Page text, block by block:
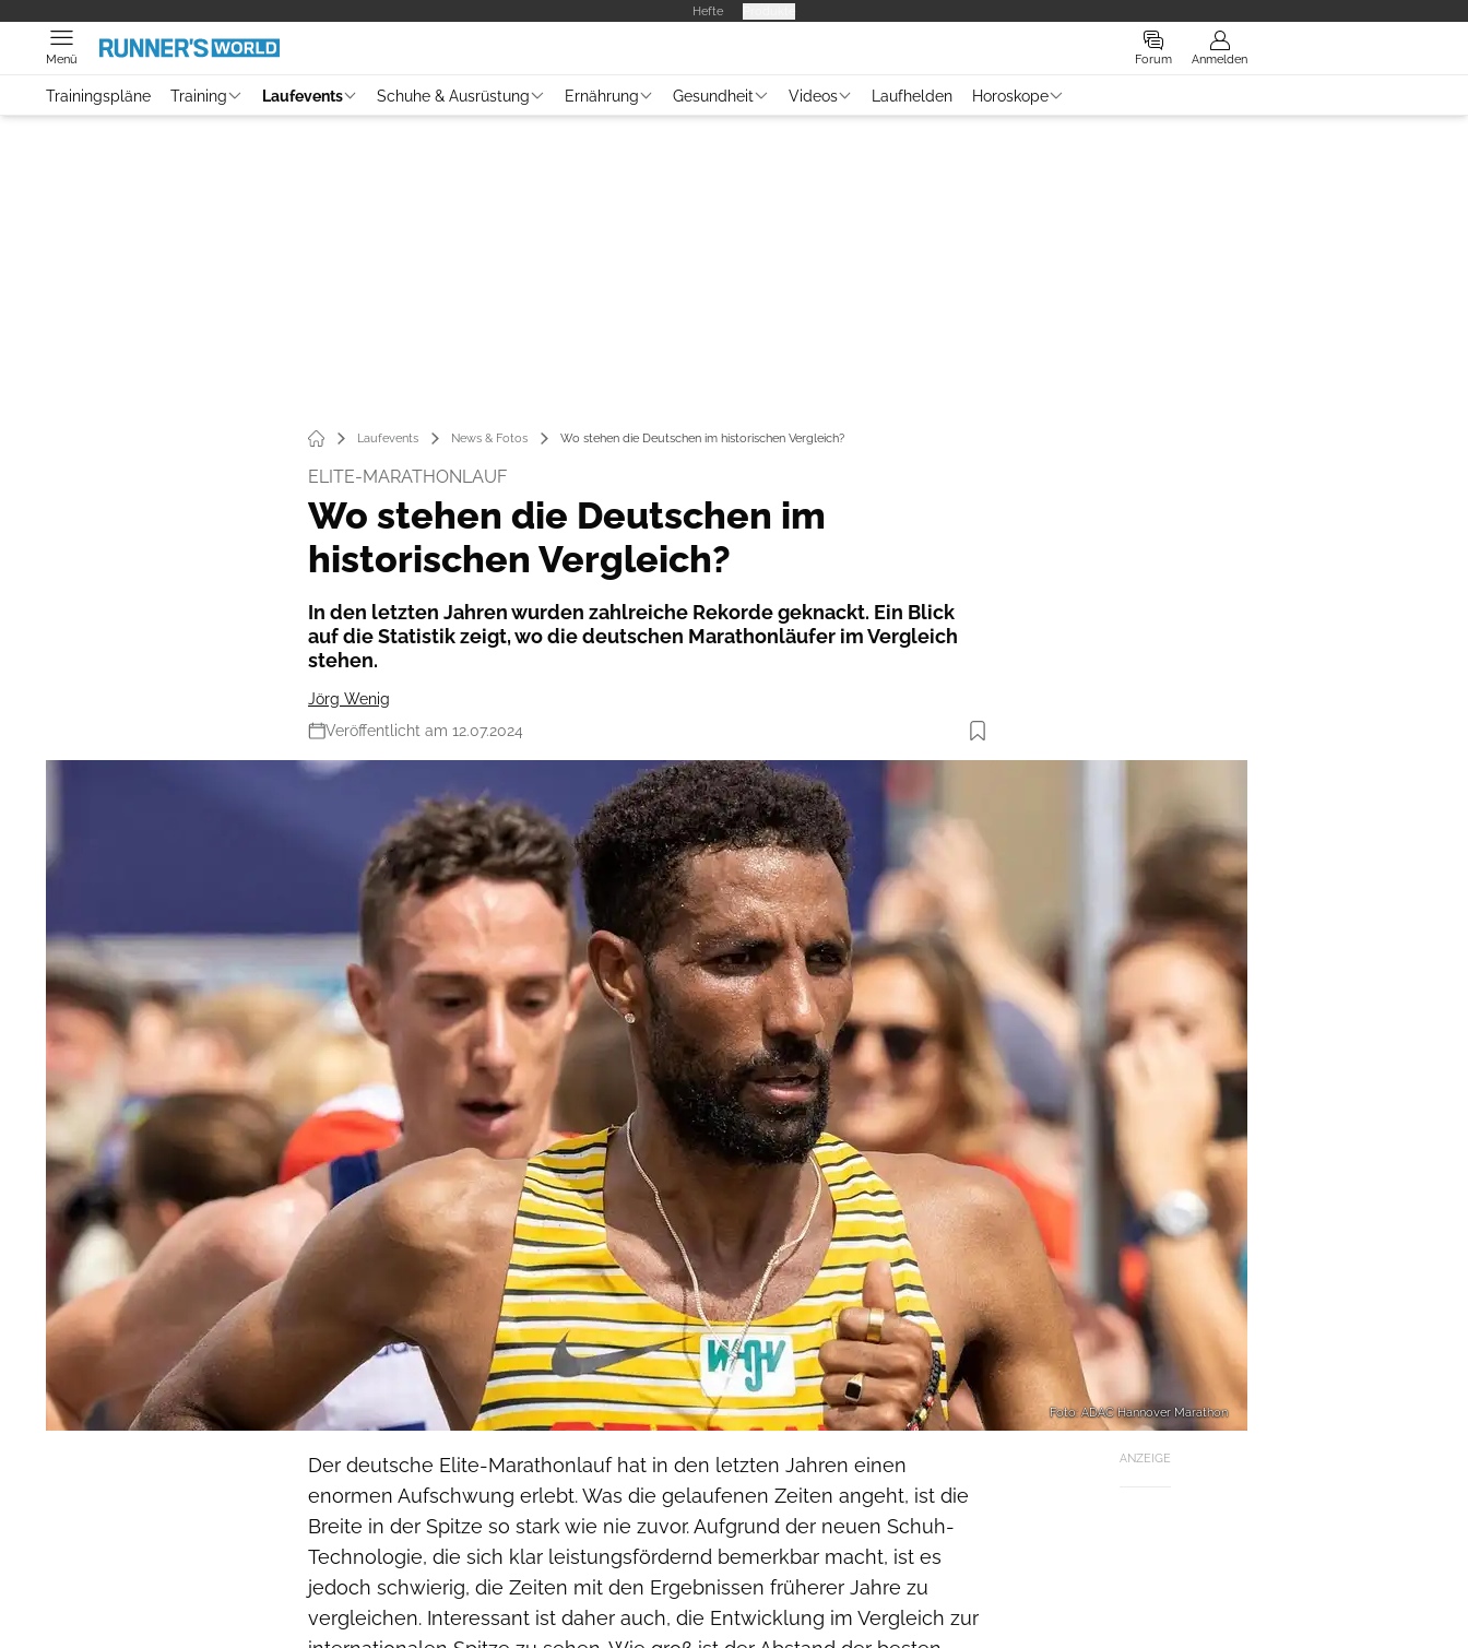
Hefte
Forum Anmelden
Menü
Trainingspläne Training Laufevents Schuhe & Ausrüstung Ernährung Gesundheit Videos Laufhelden Horoskope
Laufevents News & Fotos Wo stehen die Deutschen im historischen Vergleich?
ELITE-MARATHONLAUF
Wo stehen die Deutschen im
historischen Vergleich?
In den letzten Jahren wurden zahlreiche Rekorde geknackt. Ein Blick
auf die Statistik zeigt, wo die deutschen Marathonläufer im Vergleich
stehen.
Jörg Wenig
Veröffentlicht am 12.07.2024
Foto: ADAC Hannover Marathon
ANZEIGE
Der deutsche Elite-Marathonlauf hat in den letzten Jahren einen
enormen Aufschwung erlebt. Was die gelaufenen Zeiten angeht, ist die
Breite in der Spitze so stark wie nie zuvor. Aufgrund der neuen Schuh-
Technologie, die sich klar leistungsfördernd bemerkbar macht, ist es
jedoch schwierig, die Zeiten mit den Ergebnissen früherer Jahre zu
vergleichen. Interessant ist daher auch, die Entwicklung im Vergleich zur